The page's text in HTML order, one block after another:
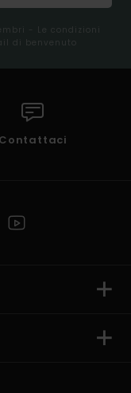
- Le condizioni
di benvenuto
Contattaci